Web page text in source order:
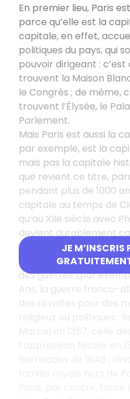
JE M’INSCRIS
En premier lieu, Paris
parce qu’elle est la
capitale, en effet,
politiques du pays, qui
pouvoir dirigeant : c’est
trouvent la Maison
le Congrès ; de même,
trouvent l’Élysée, le
Parlement.
Mais Paris est aussi la
par exemple, est la
mais pas la capitale
que revient ce titre,
pendant plus de 1000
capitale au temps de
qu’au XIIe siècle avec
devient durablement
l’exception des
Or, Paris a connu
des guerres (par
Ans, la guerre franco-
des révoltes pour des